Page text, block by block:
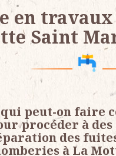
en
Saint
peut-on faire
procéder à
des
à La